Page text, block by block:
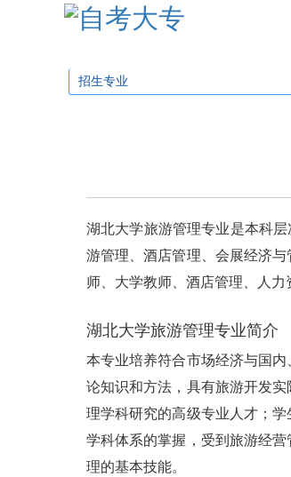
招生专业
湖北大学旅游管理专业是本科
游管理、酒店管理、会展经济
师、大学教师、酒店管理、人
湖北大学旅游管理专业简介
本专业培养符合市场经济与国
论知识和方法，具有旅游开发
理学科研究的高级专业人才；
学科体系的掌握，受到旅游经
理的基本技能。